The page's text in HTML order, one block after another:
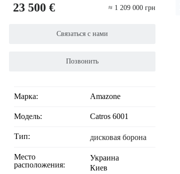
23 500 € ≈ 1 209 000 грн
Связаться с нами
Позвонить
Марка: Amazone
Модель: Catros 6001
Тип: дисковая борона
Место
расположения:
Украина
Киев